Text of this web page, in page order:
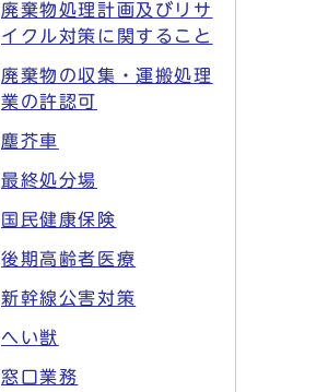
廃棄物処理計画及びリサ
イクル対策に関すること
廃棄物の収集・運搬処理
業の許認可
塵芥車
最終処分場
国民健康保険
後期高齢者医療
新幹線公害対策
へい獣
窓口業務